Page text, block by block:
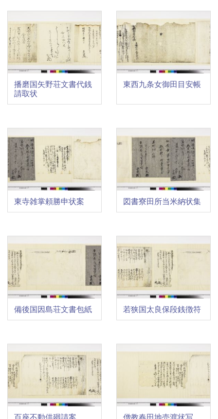
播磨国矢野荘文書代銭
請取状
東西九条女御田目安帳
東寺雑掌頼勝申状案 図書寮田所当米納状集
備後国因島荘文書包紙 若狭国太良保段銭徴符
百座不動供廻請案 僧教春田地売渡状写